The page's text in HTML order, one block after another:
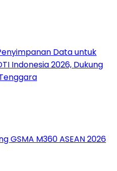
Data untuk
Indonesia 2026, Dukung
GSMA M360 ASEAN 2026